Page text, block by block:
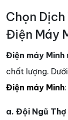
Chọn
Điện Máy
Điện máy Minh
chất lượng.
Điện máy Minh:
a. Đội Ngũ